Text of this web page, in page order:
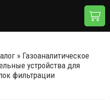
» Газоаналитическое
устройства для
фильтрации